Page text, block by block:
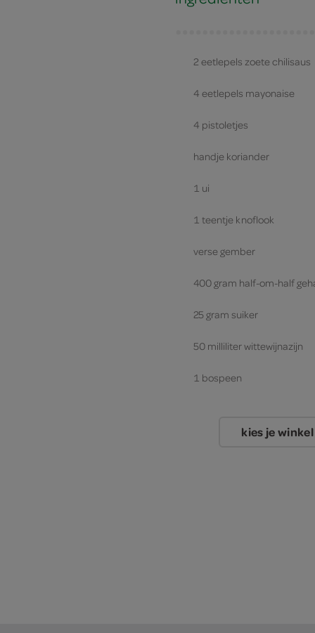
2 eetlepels zoete chilisaus
4 eetlepels mayonaise
4 pistoletjes
handje koriander
1 ui
1 teentje knoflook
verse gember
400 gram half-om-half
25 gram suiker
50 milliliter wittewijnazijn
1 bospeen
kies je winkel